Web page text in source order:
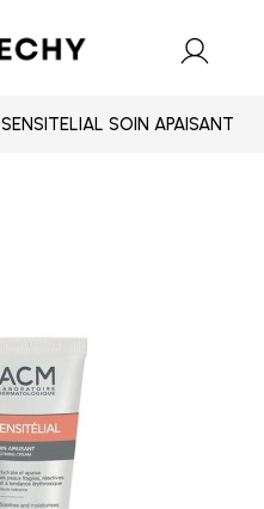
SENSITELIAL SOIN APAISANT